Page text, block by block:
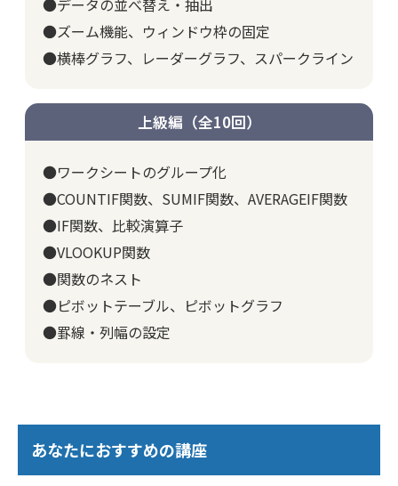
●データの並べ替え・抽出
●ズーム機能、ウィンドウ枠の固定
●横棒グラフ、レーダーグラフ、スパークライン
上級編（全10回）
●ワークシートのグループ化
●COUNTIF関数、SUMIF関数、AVERAGEIF関数
●IF関数、比較演算子
●VLOOKUP関数
●関数のネスト
●ピボットテーブル、ピボットグラフ
●罫線・列幅の設定
あなたにおすすめの講座